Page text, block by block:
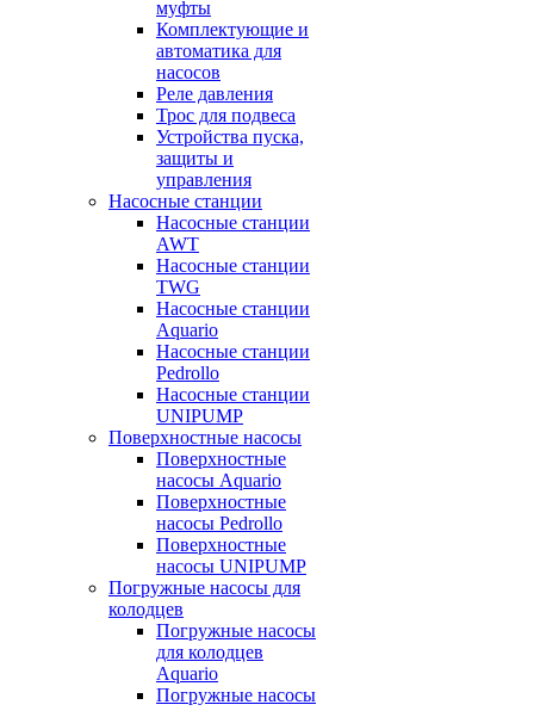
муфты
Комплектующие и
автоматика для
насосов
Реле давления
Трос для подвеса
Устройства пуска,
защиты и
управления
Насосные станции
Насосные станции
AWT
Насосные станции
TWG
Насосные станции
Aquario
Насосные станции
Pedrollo
Насосные станции
UNIPUMP
Поверхностные насосы
Поверхностные
насосы Aquario
Поверхностные
насосы Pedrollo
Поверхностные
насосы UNIPUMP
Погружные насосы для
колодцев
Погружные насосы
для колодцев
Aquario
Погружные насосы